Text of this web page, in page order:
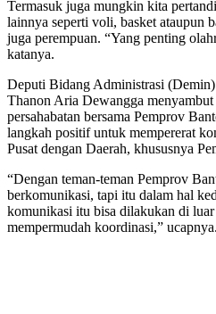
Termasuk juga mungkin kita
lainnya seperti voli, basket ataupun
juga perempuan. “Yang penting
katanya.
Deputi Bidang Administrasi
Thanon Aria Dewangga
persahabatan bersama Pemprov
langkah positif untuk mempererat
Pusat dengan Daerah, khususnya
“Dengan teman-teman Pemprov
berkomunikasi, tapi itu dalam hal
komunikasi itu bisa dilakukan di
mempermudah koordinasi,”